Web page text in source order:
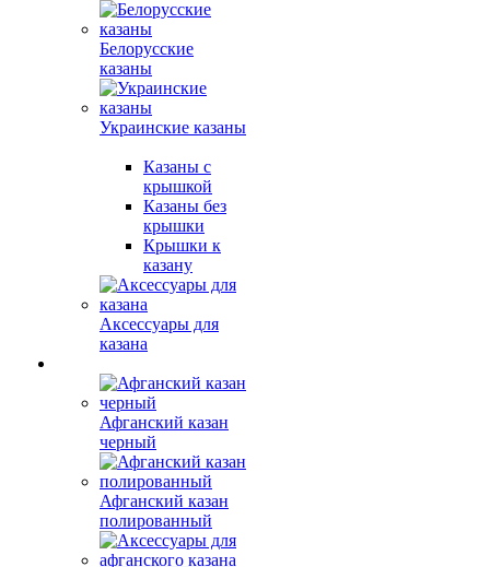
Белорусские
казаны
Украинские казаны
Казаны с
крышкой
Казаны без
крышки
Крышки к
казану
Аксессуары для
казана
Афганский казан
черный
Афганский казан
полированный